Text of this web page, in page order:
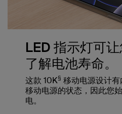
LED 指示灯可
了解电池寿命。
这款 10K§ 移动电源设计
移动电源的状态，因此您
电。